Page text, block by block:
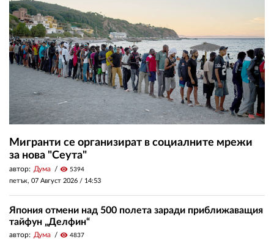
Мигранти се организират в социалните мрежи
за нова "Сеута"
автор: Дума visibility 5394
петък, 07 Август 2026 / 14:53
Япония отмени над 500 полета заради приближаващия
тайфун „Делфин“
автор: Дума visibility 4837